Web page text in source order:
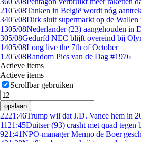
2105/08Tanken in België wordt nóg
3405/08Dirk sluit supermarkt op de Wallen
1305/08Nederlander (23) aangehouden in
305/08Gedurfd NEC blijft overeind bij
1405/08Long live the 7th of October
1205/08Random Pics van de Dag #1976
Actieve items
Actieve items
Scrollbar gebruiken
opslaan
2221:46Trump wil dat J.D. Vance hem in
11 21:45Duitser (93) crasht met quad tegen
921:41NPO-manager Menno de Boer